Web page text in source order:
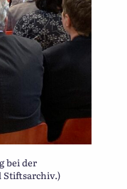
bei der
Stiftsarchiv.)